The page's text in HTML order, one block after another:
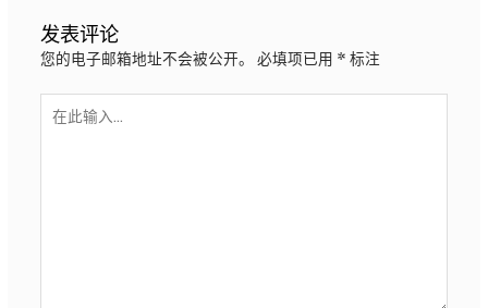
发表评论
您的电子邮箱地址不会被公开。 必填项已用 * 标注